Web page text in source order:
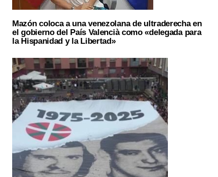
Mazón coloca a una venezolana de ultraderecha en
el gobierno del País Valencià como «delegada para
la Hispanidad y la Libertad»